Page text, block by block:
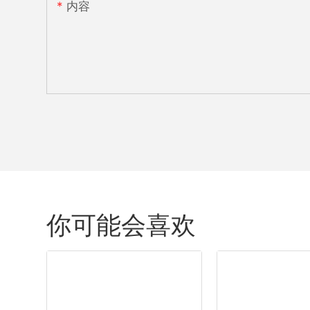
内容
你可能会喜欢